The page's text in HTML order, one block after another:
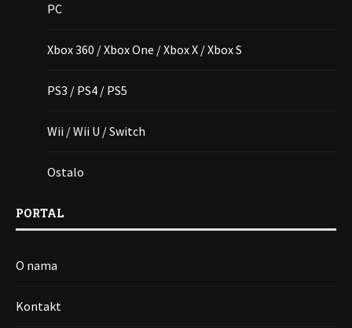
PC
Xbox 360 / Xbox One / Xbox X / Xbox S
PS3 / PS4 / PS5
Wii / Wii U / Switch
Ostalo
PORTAL
O nama
Kontakt